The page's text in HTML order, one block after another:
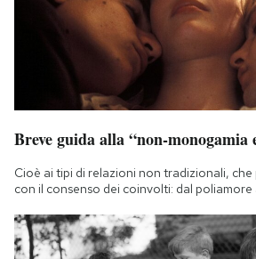
Breve guida alla “non-monogamia
Cioè ai tipi di relazioni non tradizionali,
con il consenso dei coinvolti: dal